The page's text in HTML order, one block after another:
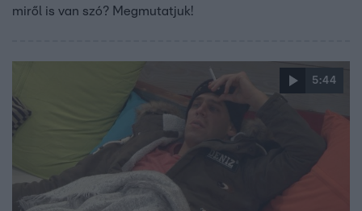
miről is van szó? Megmutatjuk!
5:44